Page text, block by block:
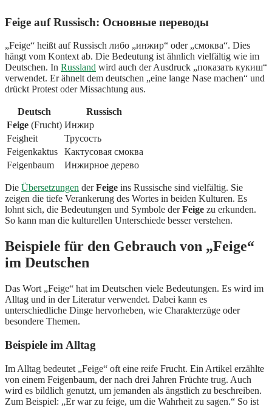
Feige auf Russisch: Основные переводы
„Feige“ heißt auf Russisch либо „инжир“ oder „смоква“. Dies
hängt vom Kontext ab. Die Bedeutung ist ähnlich vielfältig wie im
Deutschen. In Russland wird auch der Ausdruck „показать кукиш“
verwendet. Er ähnelt dem deutschen „eine lange Nase machen“ und
drückt Protest oder Missachtung aus.
Deutsch
Russisch
Feige (Frucht) Инжир
Feigheit
Трусость
Feigenkaktus
Кактусовая смоква
Feigenbaum
Инжирное дерево
Die Übersetzungen derFeige ins Russische sind vielfältig. Sie
zeigen die tiefe Verankerung des Wortes in beiden Kulturen. Es
lohnt sich, die Bedeutungen und Symbole derFeige zu erkunden.
So kann man die kulturellen Unterschiede besser verstehen.
Beispiele für den Gebrauch von „Feige“
im Deutschen
Das Wort „Feige“ hat im Deutschen viele Bedeutungen. Es wird im
Alltag und in der Literatur verwendet. Dabei kann es
unterschiedliche Dinge hervorheben, wie Charakterzüge oder
besondere Themen.
Beispiele im Alltag
Im Alltag bedeutet „Feige“ oft eine reife Frucht. Ein Artikel erzählte
von einem Feigenbaum, der nach drei Jahren Früchte trug. Auch
wird es bildlich genutzt, um jemanden als ängstlich zu beschreiben.
Zum Beispiel: „Er war zu feige, um die Wahrheit zu sagen.“ So ist